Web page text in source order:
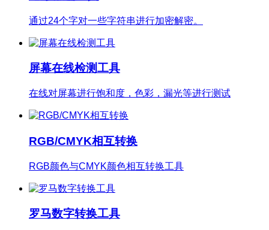
通过24个字对一些字符串进行加密解密。
屏幕在线检测工具
在线对屏幕进行饱和度，色彩，漏光等进行测试
RGB/CMYK相互转换
RGB颜色与CMYK颜色相互转换工具
罗马数字转换工具